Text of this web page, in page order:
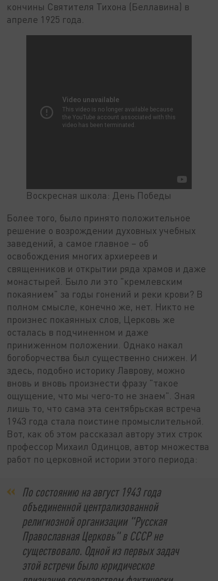
кончины Святителя Тихона (Беллавина) в
апреле 1925 года.
Воскресная школа: День Победы
Более того, было принято положительное
решение о возрождении духовных учебных
заведений, а самое главное – об
освобождения многих архиереев и
священников и открытии ряда храмов и даже
монастырей. Было ли это "кремлевским
покаянием" за годы гонений и реки крови? В
полном смысле, конечно же, нет. Никто не
произнес покаянных слов, Церковь же
осталась в подчиненном и даже
приниженном положении. Однако накал
богоборчества был существенно снижен. И
здесь, подобно историку Лаврову, можно
вновь и вновь произнести фразу "такое
ощущение, что мы чего-то не знаем". Зная
лишь то, что сама эта сентябрьская встреча
1943 года стала поистине промыслительной.
Вот, как об этом рассказал автору этих строк
профессор Михаил Одинцов, автор множества
работ по церковной истории этого периода:
По состоянию на август 1943 года
объединенной централизованной
религиозной организации "Русская
Православная Церковь" в СССР не
существовало. Одной из первых задач
этой встречи было юридическое